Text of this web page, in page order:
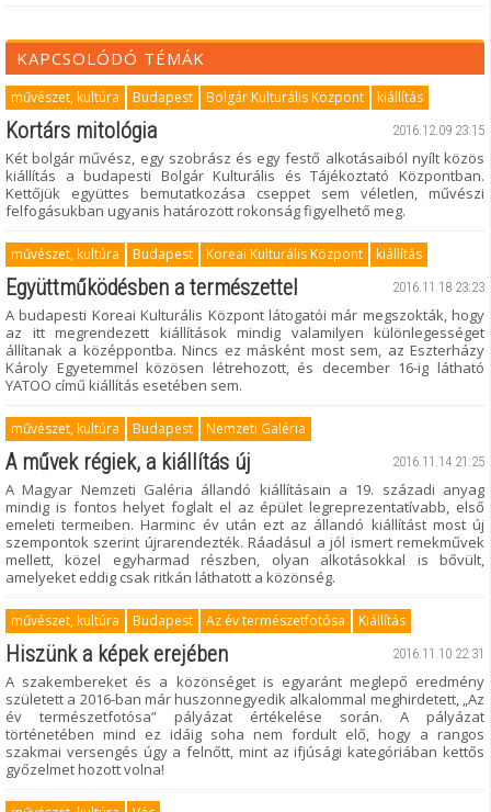
KAPCSOLÓDÓ TÉMÁK
művészet, kultúra Budapest Bolgár Kulturális Központ kiállítás
2016.12.09 23:15
Kortárs mitológia
Két bolgár művész, egy szobrász és egy festő alkotásaiból nyílt közös
kiállítás a budapesti Bolgár Kulturális és Tájékoztató Központban.
Kettőjük együttes bemutatkozása cseppet sem véletlen, művészi
felfogásukban ugyanis határozott rokonság figyelhető meg.
művészet, kultúra Budapest Koreai Kulturális Központ kiállítás
2016.11.18 23:23
Együttműködésben a természettel
A budapesti Koreai Kulturális Központ látogatói már megszokták, hogy
az itt megrendezett kiállítások mindig valamilyen különlegességet
állítanak a középpontba. Nincs ez másként most sem, az Eszterházy
Károly Egyetemmel közösen létrehozott, és december 16-ig látható
YATOO című kiállítás esetében sem.
művészet, kultúra Budapest Nemzeti Galéria
2016.11.14 21:25
A művek régiek, a kiállítás új
A Magyar Nemzeti Galéria állandó kiállításain a 19. századi anyag
mindig is fontos helyet foglalt el az épület legreprezentatívabb, első
emeleti termeiben. Harminc év után ezt az állandó kiállítást most új
szempontok szerint újrarendezték. Ráadásul a jól ismert remekművek
mellett, közel egyharmad részben, olyan alkotásokkal is bővült,
amelyeket eddig csak ritkán láthatott a közönség.
művészet, kultúra Budapest Az év természetfotósa Kiállítás
2016.11.10 22:31
Hiszünk a képek erejében
A szakembereket és a közönséget is egyaránt meglepő eredmény
született a 2016-ban már huszonnegyedik alkalommal meghirdetett, „Az
év természetfotósa” pályázat értékelése során. A pályázat
történetében mind ez idáig soha nem fordult elő, hogy a rangos
szakmai versengés úgy a felnőtt, mint az ifjúsági kategóriában kettős
győzelmet hozott volna!